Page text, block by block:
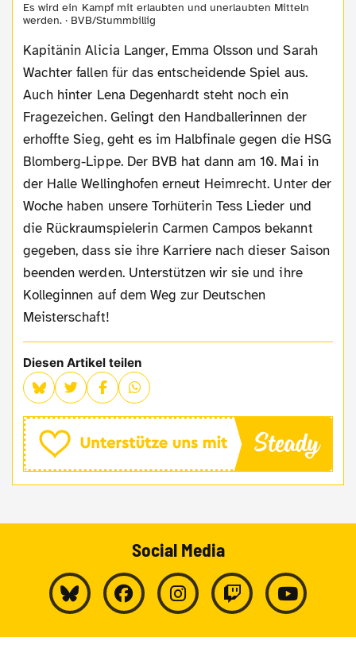
Es wird ein Kampf mit erlaubten und unerlaubten Mitteln
werden. · BVB/Stummbillig
Kapitänin Alicia Langer, Emma Olsson und Sarah
Wachter fallen für das entscheidende Spiel aus.
Auch hinter Lena Degenhardt steht noch ein
Fragezeichen. Gelingt den Handballerinnen der
erhoffte Sieg, geht es im Halbfinale gegen die HSG
Blomberg-Lippe. Der BVB hat dann am 10. Mai in
der Halle Wellinghofen erneut Heimrecht. Unter der
Woche haben unsere Torhüterin Tess Lieder und
die Rückraumspielerin Carmen Campos bekannt
gegeben, dass sie ihre Karriere nach dieser Saison
beenden werden. Unterstützen wir sie und ihre
Kolleginnen auf dem Weg zur Deutschen
Meisterschaft!
Diesen Artikel teilen
Social Media